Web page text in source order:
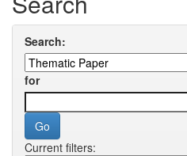
Search:
for
Current filters: